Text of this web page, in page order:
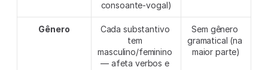
consoante-vogal)
Gênero
Cada substantivo
tem
masculino/feminino
— afeta verbos e
Sem gênero
gramatical (na
maior parte)